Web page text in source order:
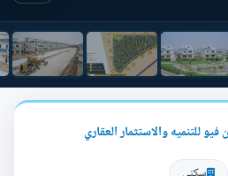
للتنميه والاستثمار العقاري